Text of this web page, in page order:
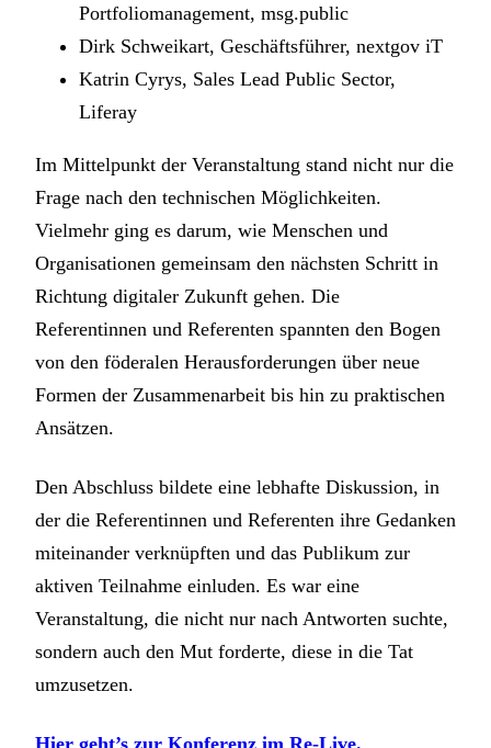
Portfoliomanagement, msg.public
Dirk Schweikart, Geschäftsführer, nextgov iT
Katrin Cyrys, Sales Lead Public Sector,
Liferay
Im Mittelpunkt der Veranstaltung stand nicht nur die
Frage nach den technischen Möglichkeiten.
Vielmehr ging es darum, wie Menschen und
Organisationen gemeinsam den nächsten Schritt in
Richtung digitaler Zukunft gehen. Die
Referentinnen und Referenten spannten den Bogen
von den föderalen Herausforderungen über neue
Formen der Zusammenarbeit bis hin zu praktischen
Ansätzen.
Den Abschluss bildete eine lebhafte Diskussion, in
der die Referentinnen und Referenten ihre Gedanken
miteinander verknüpften und das Publikum zur
aktiven Teilnahme einluden. Es war eine
Veranstaltung, die nicht nur nach Antworten suchte,
sondern auch den Mut forderte, diese in die Tat
umzusetzen.